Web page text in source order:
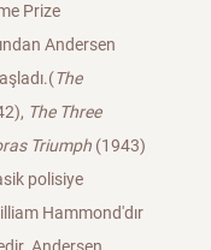
Prize
Andersen
The
The Three
Triumph(1943)
polisiye
Hammond'dır